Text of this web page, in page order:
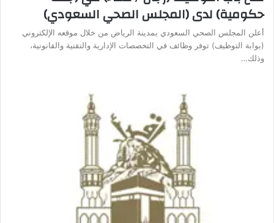
حكومية) لدى (المجلس الصحي السعودي)
أعلن المجلس الصحي السعودي بمدينة الرياض من خلال موقعه الإلكتروني
(بوابة التوظيف) توفر وظائف في التخصصات الإدارية والتقنية والقانونية،
وذلك…